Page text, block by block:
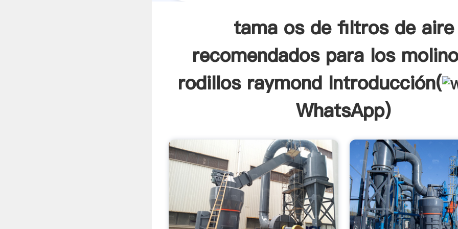
tama os de filtros de aire
recomendados para los
rodillos raymond Introducción(
WhatsApp)